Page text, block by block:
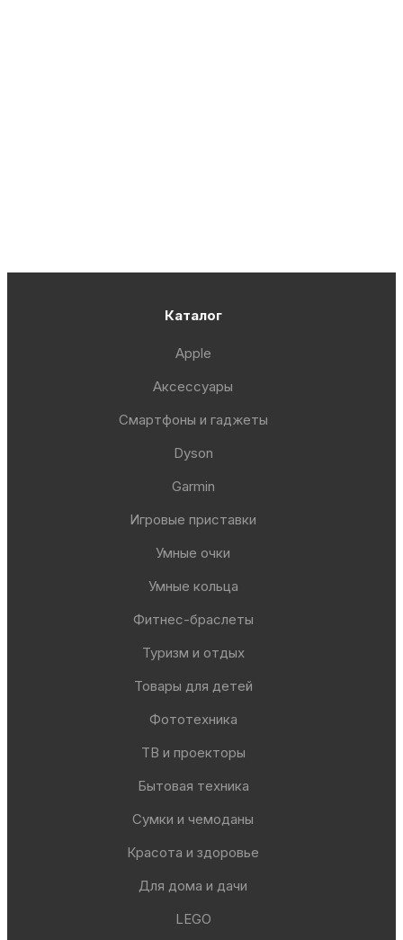
Каталог
Apple
Аксессуары
Смартфоны и гаджеты
Dyson
Garmin
Игровые приставки
Умные очки
Умные кольца
Фитнес-браслеты
Туризм и отдых
Товары для детей
Фототехника
ТВ и проекторы
Бытовая техника
Сумки и чемоданы
Красота и здоровье
Для дома и дачи
LEGO